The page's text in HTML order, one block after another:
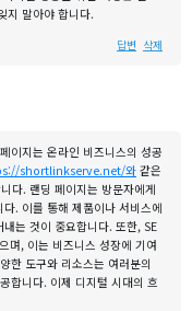
지 말아야 합니다.
답변 삭제
이지는 온라인 비즈니스의 성공
shortlinkserve.net/와같은
다. 랜딩 페이지는 방문자에게
. 이를 통해 제품이나 서비스에
는 것이 중요합니다. 또한, SE
며, 이는 비즈니스 성장에 기여
한 도구와 리소스는 여러분의
합니다. 이제 디지털 시대의 흐